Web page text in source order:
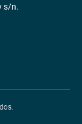
s/n.